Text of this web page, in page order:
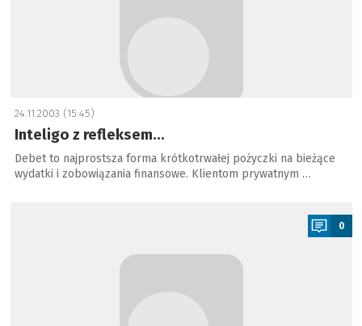
24.11.2003 (15:45)
Inteligo z refleksem...
Debet to najprostsza forma krótkotrwałej pożyczki na bieżące
wydatki i zobowiązania finansowe. Klientom prywatnym …
0